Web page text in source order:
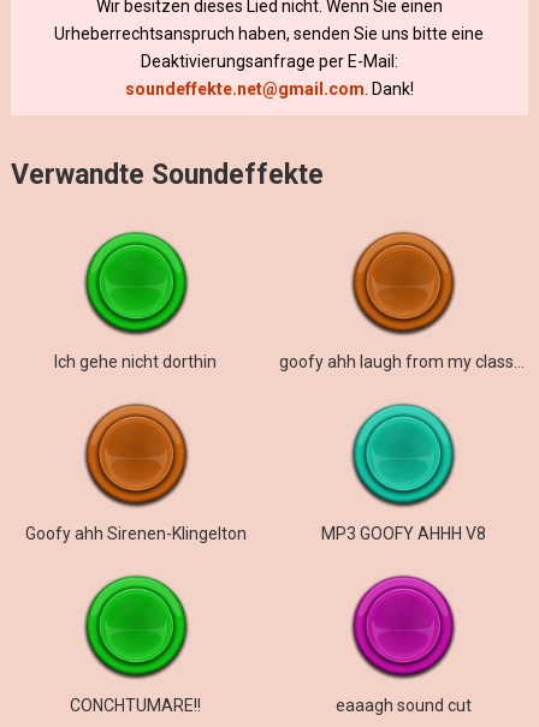
Wir besitzen dieses Lied nicht. Wenn Sie einen
Urheberrechtsanspruch haben, senden Sie uns bitte eine
Deaktivierungsanfrage per E-Mail:
soundeffekte.net@gmail.com . Dank!
Verwandte Soundeffekte
Ich gehe nicht dorthin
Goofy ahh Sirenen-Klingelton MP3 GOOFY AHHH V8
CONCHTUMARE!! eaaagh sound cut